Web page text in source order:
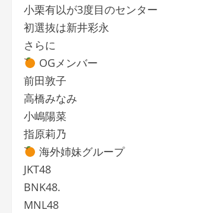
小栗有以が3度目のセンター
初選抜は新井彩永
さらに
OGメンバー
前田敦子
高橋みなみ
小嶋陽菜
指原莉乃
海外姉妹グループ
JKT48
BNK48.
MNL48